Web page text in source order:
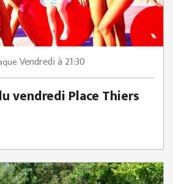
Vendredià 21:30
vendredi Place Thiers